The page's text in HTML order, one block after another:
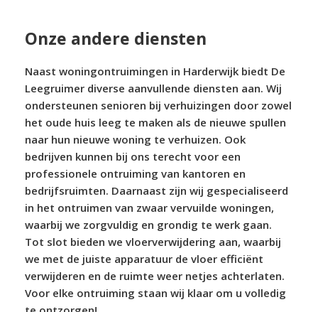
Onze andere diensten
Naast woningontruimingen in Harderwijk biedt De
Leegruimer diverse aanvullende diensten aan. Wij
ondersteunen senioren bij verhuizingen door zowel
het oude huis leeg te maken als de nieuwe spullen
naar hun nieuwe woning te verhuizen. Ook
bedrijven kunnen bij ons terecht voor een
professionele ontruiming van kantoren en
bedrijfsruimten. Daarnaast zijn wij gespecialiseerd
in het ontruimen van zwaar vervuilde woningen,
waarbij we zorgvuldig en grondig te werk gaan.
Tot slot bieden we vloerverwijdering aan, waarbij
we met de juiste apparatuur de vloer efficiënt
verwijderen en de ruimte weer netjes achterlaten.
Voor elke ontruiming staan wij klaar om u volledig